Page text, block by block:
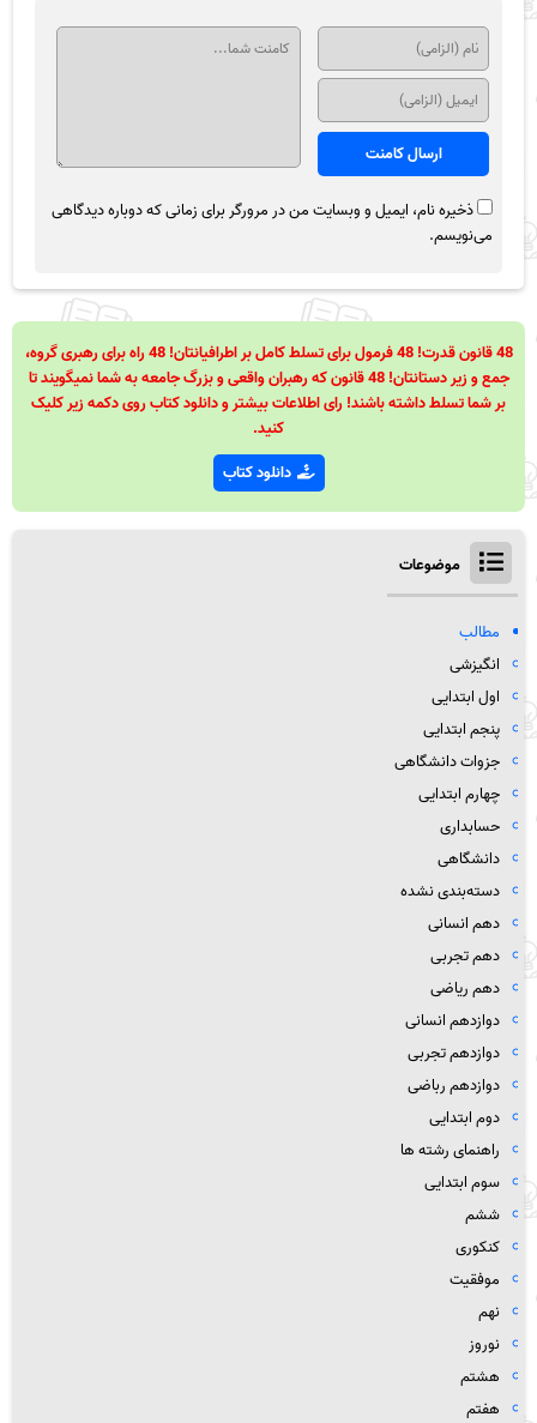
ذخیره نام، ایمیل و وبسایت من در مرورگر برای زمانی که دوباره دیدگاهی
می‌نویسم.
48 قانون قدرت! 48 فرمول برای تسلط کامل بر اطرافیانتان! 48 راه برای رهبری گروه،
جمع و زیر دستانتان! 48 قانون که رهبران واقعی و بزرگ جامعه به شما نمیگویند تا
بر شما تسلط داشته باشند! رای اطلاعات بیشتر و دانلود کتاب روی دکمه زیر کلیک
کنید.
دانلود کتاب
موضوعات
مطالب
انگیزشی
اول ابتدایی
پنجم ابتدایی
جزوات دانشگاهی
چهارم ابتدایی
حسابداری
دانشگاهی
دسته‌بندی نشده
دهم انسانی
دهم تجربی
دهم ریاضی
دوازدهم انسانی
دوازدهم تجربی
دوازدهم رباضی
دوم ابتدایی
راهنمای رشته ها
سوم ابتدایی
ششم
کنکوری
موفقیت
نهم
نوروز
هشتم
هفتم